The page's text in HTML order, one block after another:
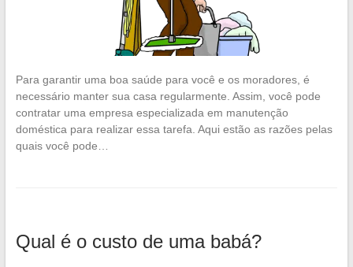
Para garantir uma boa saúde para você e os moradores, é
necessário manter sua casa regularmente. Assim, você pode
contratar uma empresa especializada em manutenção
doméstica para realizar essa tarefa. Aqui estão as razões pelas
quais você pode…
Qual é o custo de uma babá?